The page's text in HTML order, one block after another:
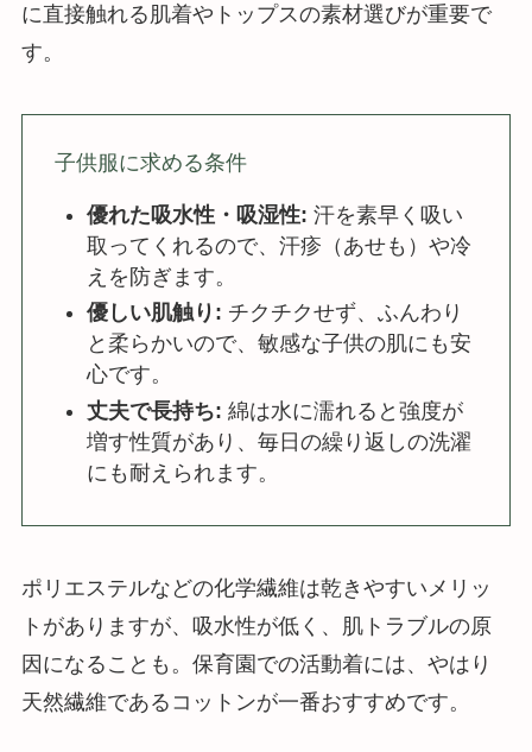
に直接触れる肌着やトップスの素材選びが重要で
す。
子供服に求める条件
優れた吸水性・吸湿性: 汗を素早く吸い
取ってくれるので、汗疹（あせも）や冷
えを防ぎます。
優しい肌触り: チクチクせず、ふんわり
と柔らかいので、敏感な子供の肌にも安
心です。
丈夫で長持ち: 綿は水に濡れると強度が
増す性質があり、毎日の繰り返しの洗濯
にも耐えられます。
ポリエステルなどの化学繊維は乾きやすいメリッ
トがありますが、吸水性が低く、肌トラブルの原
因になることも。保育園での活動着には、やはり
天然繊維であるコットンが一番おすすめです。